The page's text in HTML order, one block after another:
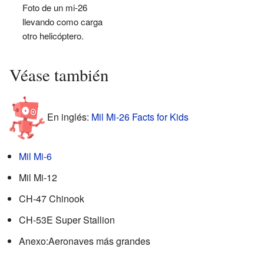
Foto de un mi-26
llevando como carga
otro helicóptero.
Véase también
En inglés: Mil Mi-26 Facts for Kids
Mil Mi-6
Mil Mi-12
CH-47 Chinook
CH-53E Super Stallion
Anexo:Aeronaves más grandes